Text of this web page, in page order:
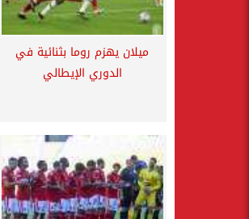
ميلان يهزم روما بثنائية في
الدوري الإيطالي